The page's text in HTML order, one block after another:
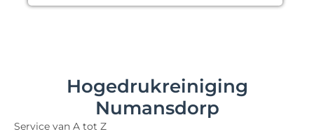
Hogedrukreiniging
Numansdorp
Service van A tot Z